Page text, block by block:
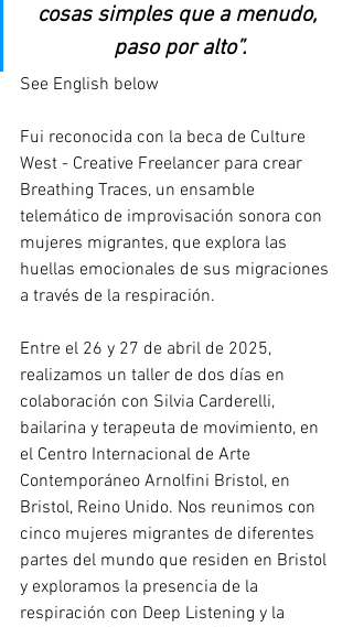
cosas simples que a menudo,
paso por alto”.
See English below
Fui reconocida con la beca de Culture
West - Creative Freelancer para crear
Breathing Traces, un ensamble
telemático de improvisación sonora con
mujeres migrantes, que explora las
huellas emocionales de sus migraciones
a través de la respiración.
Entre el 26 y 27 de abril de 2025,
realizamos un taller de dos días en
colaboración con Silvia Carderelli,
bailarina y terapeuta de movimiento, en
el Centro Internacional de Arte
Contemporáneo Arnolfini Bristol, en
Bristol, Reino Unido. Nos reunimos con
cinco mujeres migrantes de diferentes
partes del mundo que residen en Bristol
y exploramos la presencia de la
respiración con Deep Listening y la